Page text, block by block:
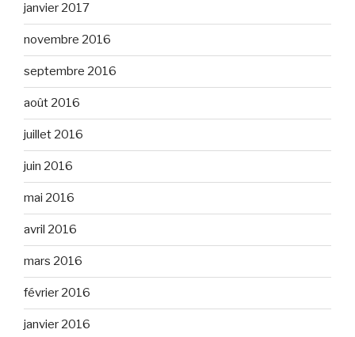
janvier 2017
novembre 2016
septembre 2016
août 2016
juillet 2016
juin 2016
mai 2016
avril 2016
mars 2016
février 2016
janvier 2016